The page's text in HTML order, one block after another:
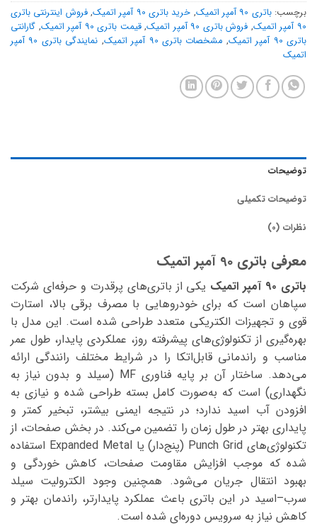
برچسب:باتری 90 آمپر اتمیک , خرید باتری 90 آمپر اتمیک ,فروش اینترنتی باتری
90 آمپر اتمیک
, فروش باتری 90 آمپر اتمیک ,قیمت باتری 90 آمپر اتمیک , گارانتی
باتری 90 آمپر اتمیک
, مشخصات باتری 90 آمپر اتمیک ,
نمایندگی باتری 90 آمپر
اتمیک
توضیحات
توضیحات تکمیلی
نظرات (0)
معرفی باتری 90 آمپر اتمیک
باتری ۹۰ آمپر اتمیک
یکی از باتری‌های پرقدرت و حرفه‌ای شرکت
سپاهان است که برای خودروهایی با مصرف برقی بالا، استارت
قوی و تجهیزات الکتریکی متعدد طراحی شده است. این مدل با
بهره‌گیری از تکنولوژی‌های پیشرفته روز، عملکردی پایدار، طول عمر
مناسب و راندمانی قابل‌اتکا را در شرایط مختلف رانندگی ارائه
می‌دهد. ساختار آن بر پایه فناوری MF (سیلد و بدون نیاز به
نگهداری) است که به‌صورت کامل بسته طراحی شده و نیازی به
افزودن آب اسید ندارد؛ در نتیجه ایمنی بیشتر، تبخیر کمتر و
پایداری بهتر در طول زمان را تضمین می‌کند. در بخش صفحات، از
تکنولوژی‌های Punch Grid (پنج‌دار) یا Expanded Metal استفاده
شده که موجب افزایش مقاومت صفحات، کاهش خوردگی و
بهبود انتقال جریان می‌شود. همچنین وجود الکترولیت سیلد
سرب–اسید در این باتری باعث عملکرد پایدارتر، راندمان بهتر و
کاهش نیاز به سرویس دوره‌ای شده است.